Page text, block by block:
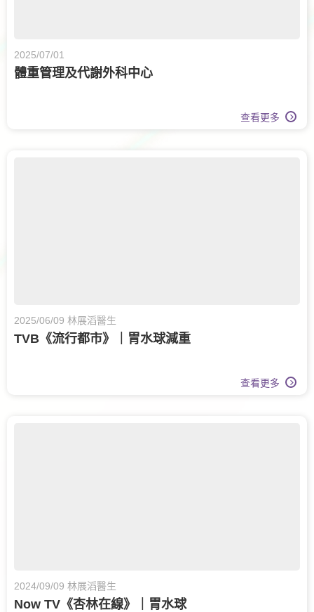
2025/07/01
體重管理及代謝外科中心
查看更多
2025/06/09 林展滔醫生
TVB《流行都市》｜胃水球減重
查看更多
2024/09/09 林展滔醫生
Now TV《杏林在線》｜胃水球